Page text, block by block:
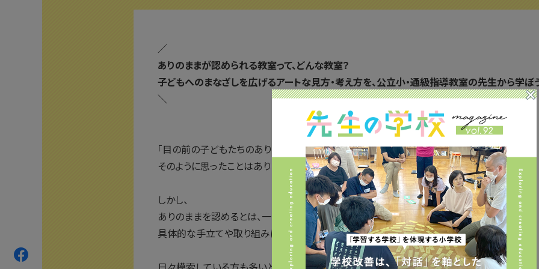
／
ありのままが認められる教室って、どんな教室？
子どもへのまなざしを広げるアートな見方・考え方を、公立小・通級指導教室の先生から学ぼ
＼
「目の前の子どもたちのありのままを受け止めたい」
そのように思ったことはありませんか？
しかし、
ありのままを認めるとは、一体どういうことなのか？
具体的な手立てや取り組みには、どのようなものがあるのか？